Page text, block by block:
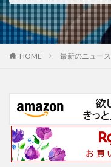
HOME 最新のニュース